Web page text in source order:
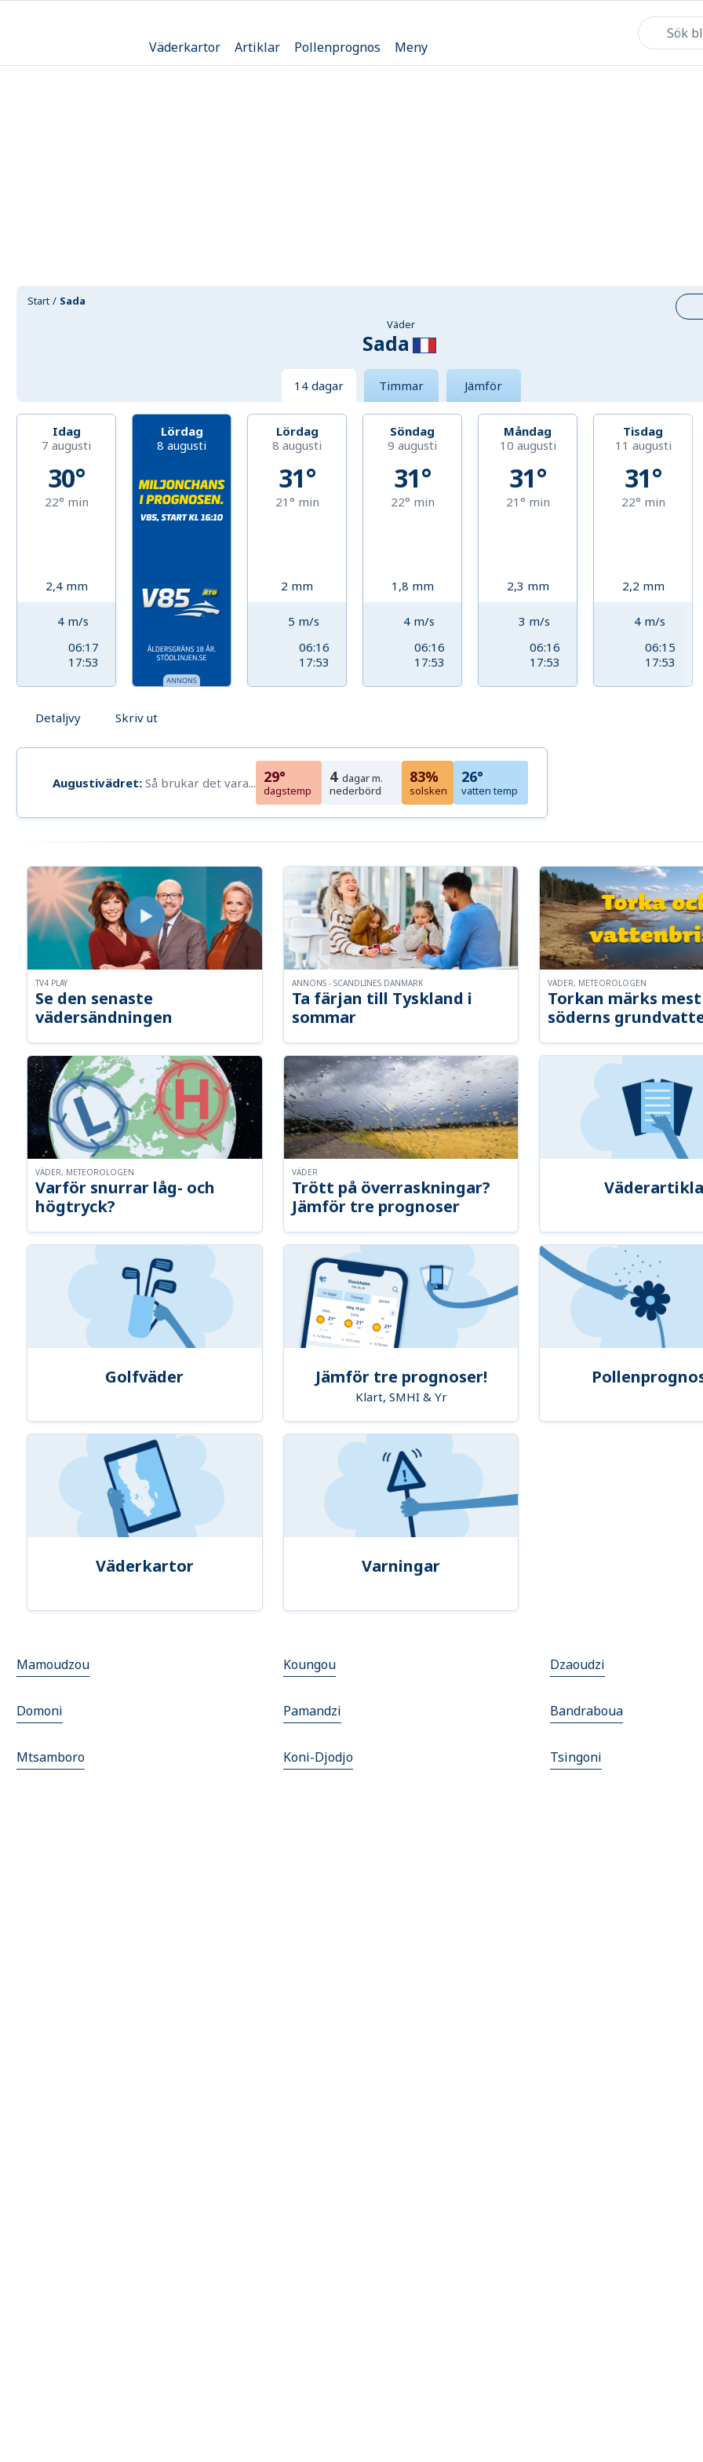
Väderkartor Artiklar Pollenprognos Meny
Start
Sada
Väder
Sada
14 dagar Timmar Jämför
Idag
7 augusti
30°
22° min
2,4 mm
4 m/s
06:17
17:53
Lördag
8 augusti
Lördag
8 augusti
31°
21° min
2 mm
5 m/s
06:16
17:53
Söndag
9 augusti
31°
22° min
1,8 mm
4 m/s
06:16
17:53
Måndag
10 augusti
31°
21° min
2,3 mm
3 m/s
06:16
17:53
Tisdag
11 augusti
31°
22° min
2,2 mm
4 m/s
06:15
17:53
Detaljvy Skriv ut
Augustivädret: Så brukar det vara... 29°
dagstemp
4 dagar m.
nederbörd
83%
solsken
26°
vatten temp
Se den senaste
vädersändningen
TV4 PLAY
Ta färjan till Tyskland i
sommar
ANNONS - SCANDLINES DANMARK
Torkan märks
söderns
VÄDER, METEOROLOGEN
Varför snurrar låg- och
högtryck?
VÄDER, METEOROLOGEN
Trött på överraskningar?
Jämför tre prognoser
VÄDER
Golfväder Jämför tre prognoser!
Klart, SMHI & Yr
Väderkartor Varningar
Mamoudzou Koungou Dzaoudzi
Domoni Pamandzi Bandraboua
Mtsamboro Koni-Djodjo Tsingoni